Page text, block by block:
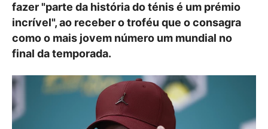
fazer "parte da história do ténis é um prémio
incrível", ao receber o troféu que o consagra
como o mais jovem número um mundial no
final da temporada.